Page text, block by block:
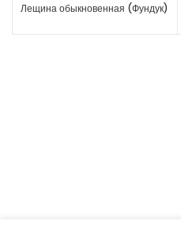
Лещина обыкновенная (Фундук)